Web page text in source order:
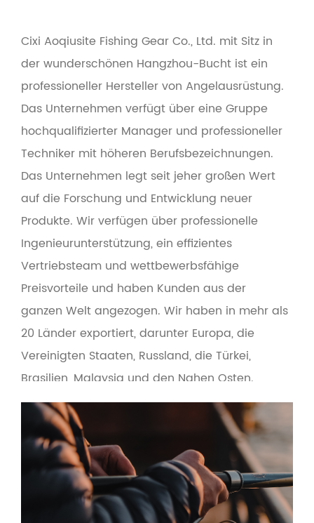
Cixi Aoqiusite Fishing Gear Co., Ltd. mit Sitz in
der wunderschönen Hangzhou-Bucht ist ein
professioneller Hersteller von Angelausrüstung.
Das Unternehmen verfügt über eine Gruppe
hochqualifizierter Manager und professioneller
Techniker mit höheren Berufsbezeichnungen.
Das Unternehmen legt seit jeher großen Wert
auf die Forschung und Entwicklung neuer
Produkte. Wir verfügen über professionelle
Ingenieurunterstützung, ein effizientes
Vertriebsteam und wettbewerbsfähige
Preisvorteile und haben Kunden aus der
ganzen Welt angezogen. Wir haben in mehr als
20 Länder exportiert, darunter Europa, die
Vereinigten Staaten, Russland, die Türkei,
Brasilien, Malaysia und den Nahen Osten.
Gleichzeitig verwendet das Produkt
umweltfreundliche Umweltschutzmaterialien,
um die Mensch-Maschine-Schnittstelle
benutzerfreundlicher zu gestalten. Basierend
auf dem Grundsatz „Qualität an erster Stelle
und Service an erster Stelle“ bietet das